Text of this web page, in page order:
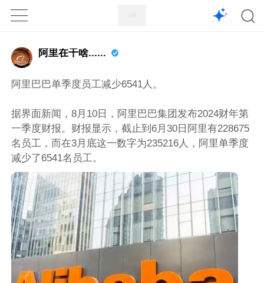
1X
阿里在干啥......
阿里巴巴单季度员工减少6541人。
据界面新闻，8月10日，阿里巴巴集团发布2024财年第
一季度财报。财报显示，截止到6月30日阿里有228675
名员工，而在3月底这一数字为235216人，阿里单季度
减少了6541名员工。 ​​​